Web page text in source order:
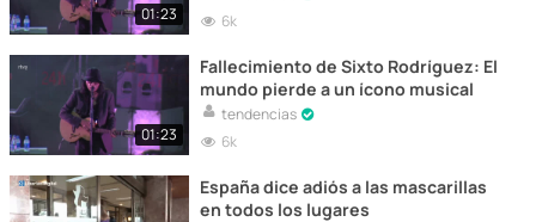
01:23
6k
01:23
Fallecimiento de Sixto Rodríguez: El
mundo pierde a un ícono musical
tendencias
6k
España dice adiós a las mascarillas
en todos los lugares